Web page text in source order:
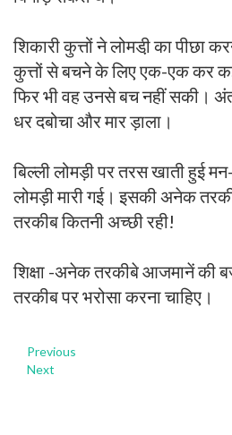
शिकारी कुत्तों ने लोमडी़ का पीछा
कुत्तों से बचने के लिए एक-एक कर
फिर भी वह उनसे बच नहीं सकी।
धर दबोचा और मार ड़ाला।
बिल्ली लोमड़ी पर तरस खाती हुई
लोमड़ी मारी गई। इसकी अनेक
तरकीब कितनी अच्छी रही!
शिक्षा -अनेक तरकीबे आजमानें की
तरकीब पर भरोसा करना चाहिए।
Previous
Next